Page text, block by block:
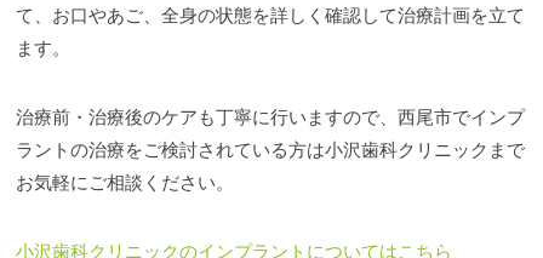
て、お口やあご、全身の状態を詳しく確認して治療計画を立て
ます。
治療前・治療後のケアも丁寧に行いますので、西尾市でインプ
ラントの治療をご検討されている方は小沢歯科クリニックまで
お気軽にご相談ください。
小沢歯科クリニックのインプラントについてはこちら